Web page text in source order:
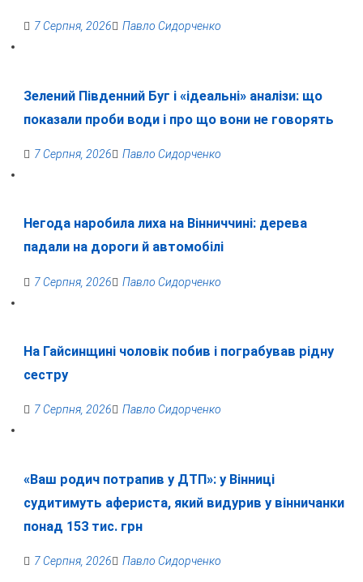
7 Серпня, 2026 Павло Сидорченко
Зелений Південний Буг і «ідеальні» аналізи: що
показали проби води і про що вони не говорять
7 Серпня, 2026 Павло Сидорченко
Негода наробила лиха на Вінниччині: дерева
падали на дороги й автомобілі
7 Серпня, 2026 Павло Сидорченко
На Гайсинщині чоловік побив і пограбував рідну
сестру
7 Серпня, 2026 Павло Сидорченко
«Ваш родич потрапив у ДТП»: у Вінниці
судитимуть афериста, який видурив у вінничанки
понад 153 тис. грн
7 Серпня, 2026 Павло Сидорченко